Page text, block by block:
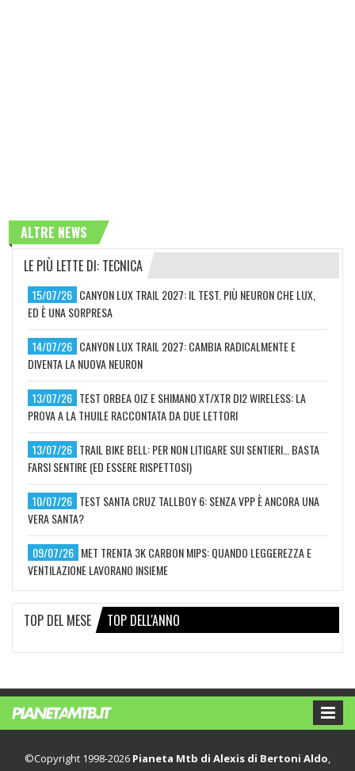
ALTRE NEWS
LE PIÙ LETTE DI: TECNICA
15/07/26 CANYON LUX TRAIL 2027: IL TEST. PIÙ NEURON CHE LUX,
ED È UNA SORPRESA
14/07/26 CANYON LUX TRAIL 2027: CAMBIA RADICALMENTE E
DIVENTA LA NUOVA NEURON
13/07/26 TEST ORBEA OIZ E SHIMANO XT/XTR DI2 WIRELESS: LA
PROVA A LA THUILE RACCONTATA DA DUE LETTORI
13/07/26 TRAIL BIKE BELL: PER NON LITIGARE SUI SENTIERI… BASTA
FARSI SENTIRE (ED ESSERE RISPETTOSI)
10/07/26 TEST SANTA CRUZ TALLBOY 6: SENZA VPP È ANCORA UNA
VERA SANTA?
09/07/26 MET TRENTA 3K CARBON MIPS: QUANDO LEGGEREZZA E
VENTILAZIONE LAVORANO INSIEME
TOP DEL MESE TOP DELL'ANNO
©Copyright 1998-2026 Pianeta Mtb di Alexis di Bertoni Aldo